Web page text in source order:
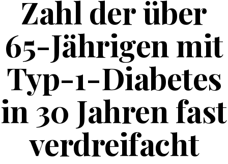
Zahl der über
65-Jährigen mit
Typ-1-Diabetes
in 30 Jahren fast
verdreifacht